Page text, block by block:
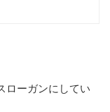
ローガンにしてい